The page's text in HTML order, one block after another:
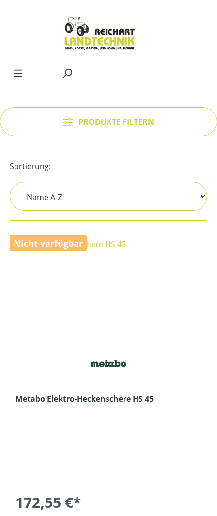
PRODUKTE FILTERN
Sortierung:
Nicht verfügbar
Metabo Elektro-Heckenschere HS 45
172,55 €*